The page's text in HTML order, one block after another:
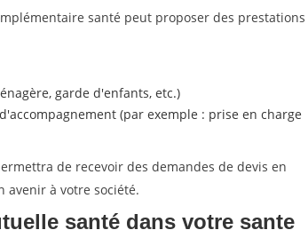
santé peut proposer des prestations
garde d'enfants, etc.)
(par exemple : prise en charge
de recevoir des demandes de devis en
avenir à votre société.
santé dans votre sante